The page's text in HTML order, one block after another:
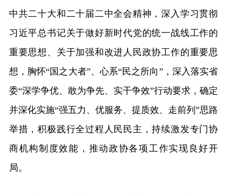
中共二十大和二十届二中全会精神，深入学习贯彻
习近平总书记关于做好新时代党的统一战线工作的
重要思想、关于加强和改进人民政协工作的重要思
想，胸怀“国之大者”、心系“民之所向”，深入落实省
委“深学争优、敢为争先、实干争效”行动要求，确定
并深化实施“强五力、优服务、提质效、走前列”思路
举措，积极践行全过程人民民主，持续激发专门协
商机构制度效能，推动政协各项工作实现良好开
局。